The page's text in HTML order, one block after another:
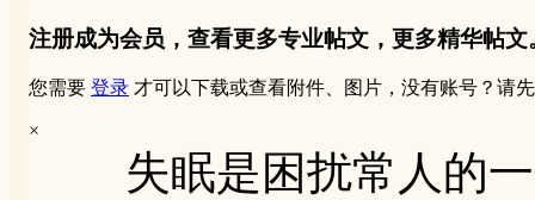
注册成为会员，查看更多专业帖文，更多精华帖文
您需要 登录 才可以下载或查看附件、图片，没有账号？请先
×
失眠是困扰常人的一